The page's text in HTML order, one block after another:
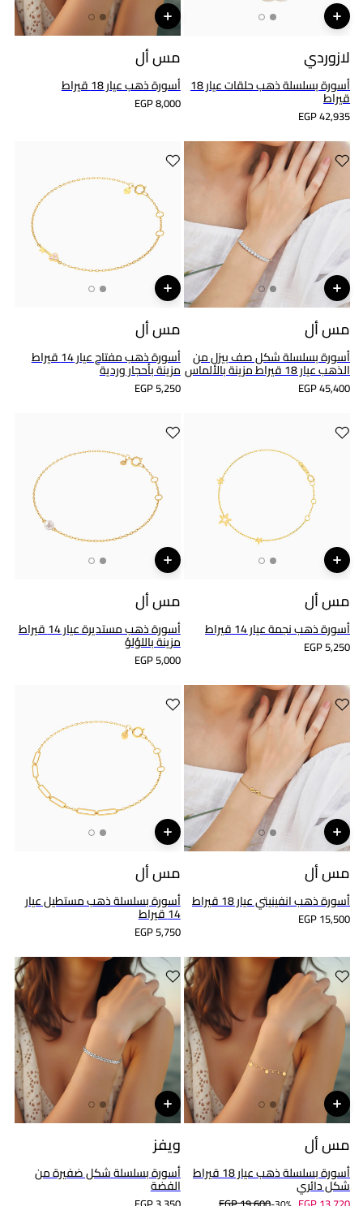
لازوردي
أسورة بسلسلة ذهب حلقات عيار 18
قيراط
EGP 42,935
مس أل
أسورة ذهب عيار 18 قيراط
EGP 8,000
مس أل
أسورة بسلسلة شكل صف بيزل من
الذهب عيار 18 قيراط مزينة بالألماس
EGP 45,400
مس أل
أسورة ذهب مفتاح عيار 14 قيراط
مزينة بأحجار وردية
EGP 5,250
مس أل
أسورة ذهب نجمة عيار 14 قيراط
EGP 5,250
مس أل
أسورة ذهب مستديرة عيار 14 قيراط
مزينة باللؤلؤ
EGP 5,000
مس أل
أسورة ذهب انفينيتي عيار 18 قيراط
EGP 15,500
مس أل
أسورة بسلسلة ذهب مستطيل عيار
14 قيراط
EGP 5,750
مس أل
أسورة بسلسلة ذهب عيار 18 قيراط
شكل دائري
ويفز
أسورة بسلسلة شكل ضفيرة من
الفضة